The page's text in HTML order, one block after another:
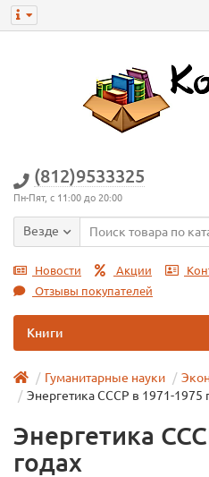
(812)9533325
Пн-Пят, с 11:00 до 20:00
Везде
Новости Акции
Отзывы покупателей
Книги
Гуманитарные науки
Энергетика СССР в 1971-1975
Энергетика
годах